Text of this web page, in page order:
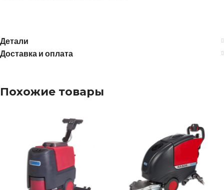
Детали
Доставка и оплата
Похожие товары